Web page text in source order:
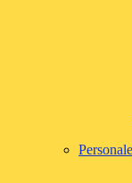
Personale